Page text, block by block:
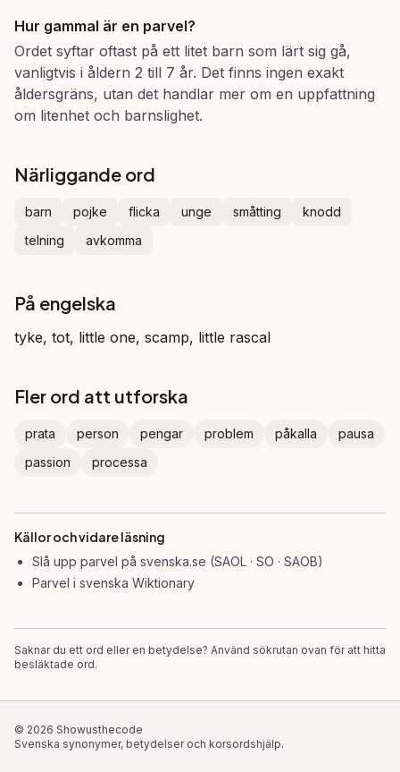
Hur gammal är en parvel?
Ordet syftar oftast på ett litet barn som lärt sig gå,
vanligtvis i åldern 2 till 7 år. Det finns ingen exakt
åldersgräns, utan det handlar mer om en uppfattning
om litenhet och barnslighet.
Närliggande ord
barn pojke flicka unge småtting
knodd
telning
avkomma
På engelska
tyke, tot, little one, scamp, little rascal
Fler ord att utforska
prata person pengar problem påkalla
pausa
passion
processa
Källor och vidare läsning
Slå upp parvel på svenska.se (SAOL · SO · SAOB)
Parvel i svenska Wiktionary
Saknar du ett ord eller en betydelse? Använd sökrutan ovan för att hitta
besläktade ord.
© 2026 Showusthecode
Svenska synonymer, betydelser och korsordshjälp.